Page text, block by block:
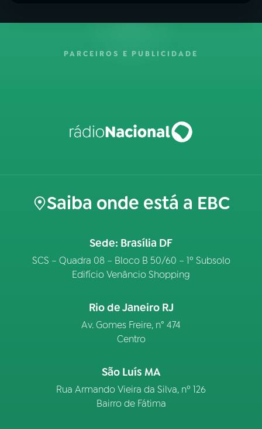
PARCEIROS E PUBLICIDADE
Saiba onde está a EBC
Sede: Brasília DF
SCS – Quadra 08 – Bloco B 50/60 – 1º Subsolo
Edifício Venâncio Shopping
Rio de Janeiro RJ
Av. Gomes Freire, n° 474
Centro
São Luís MA
Rua Armando Vieira da Silva, nº 126
Bairro de Fátima